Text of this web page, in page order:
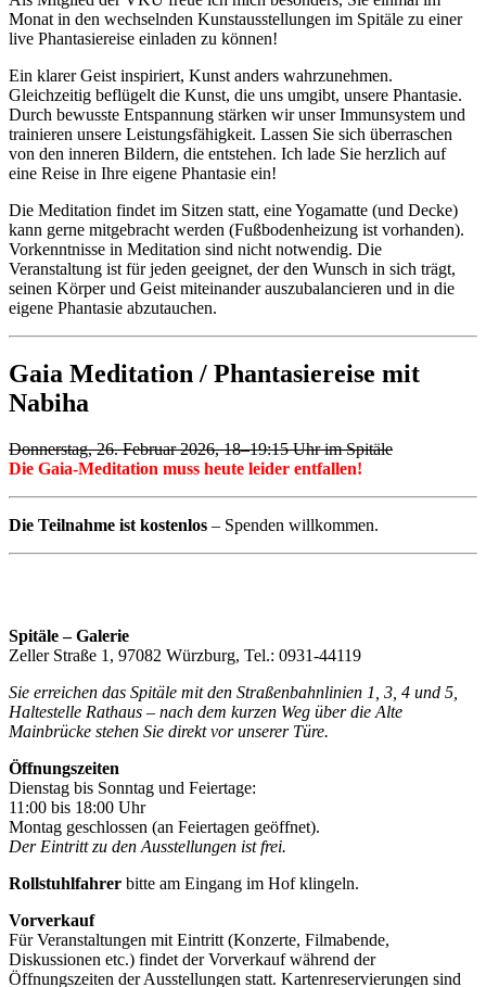
Monat in den wechselnden Kunstausstellungen im Spitäle zu einer
live Phantasiereise einladen zu können!
Ein klarer Geist inspiriert, Kunst anders wahrzunehmen.
Gleichzeitig beflügelt die Kunst, die uns umgibt, unsere Phantasie.
Durch bewusste Entspannung stärken wir unser Immunsystem und
trainieren unsere Leistungsfähigkeit. Lassen Sie sich überraschen
von den inneren Bildern, die entstehen. Ich lade Sie herzlich auf
eine Reise in Ihre eigene Phantasie ein!
Die Meditation findet im Sitzen statt, eine Yogamatte (und Decke)
kann gerne mitgebracht werden (Fußbodenheizung ist vorhanden).
Vorkenntnisse in Meditation sind nicht notwendig. Die
Veranstaltung ist für jeden geeignet, der den Wunsch in sich trägt,
seinen Körper und Geist miteinander auszubalancieren und in die
eigene Phantasie abzutauchen.
Gaia Meditation / Phantasiereise mit
Nabiha
Donnerstag, 26. Februar 2026, 18–19:15 Uhr im Spitäle
Die Gaia-Meditation muss heute leider entfallen!
Die Teilnahme ist kostenlos – Spenden willkommen.
Spitäle – Galerie
Zeller Straße 1, 97082 Würzburg, Tel.: 0931-44119
Sie erreichen das Spitäle mit den Straßenbahnlinien 1, 3, 4 und 5,
Haltestelle Rathaus – nach dem kurzen Weg über die Alte
Mainbrücke stehen Sie direkt vor unserer Türe.
Öffnungszeiten
Dienstag bis Sonntag und Feiertage:
11:00 bis 18:00 Uhr
Montag geschlossen (an Feiertagen geöffnet).
Der Eintritt zu den Ausstellungen ist frei.
Rollstuhlfahrer bitte am Eingang im Hof klingeln.
Vorverkauf
Für Veranstaltungen mit Eintritt (Konzerte, Filmabende,
Diskussionen etc.) findet der Vorverkauf während der
Öffnungszeiten der Ausstellungen statt. Kartenreservierungen sind